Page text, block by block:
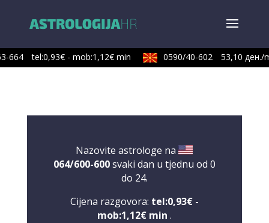
664 tel:0,93€ - mob:1,12€ min 0590/40-602 53,10 ден./
Nazovite astrologe na
064/600-600svaki dan u tjednu od 0
do 24.
Cijena razgovora: tel:0,93€ -
mob:1,12€ min .